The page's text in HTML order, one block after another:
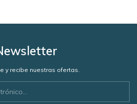
y recibe nuestras ofertas.